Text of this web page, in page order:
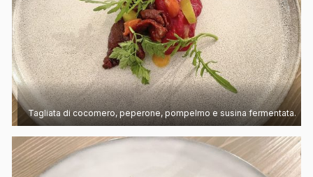
Tagliata di cocomero, peperone, pompelmo e susina fermentata.